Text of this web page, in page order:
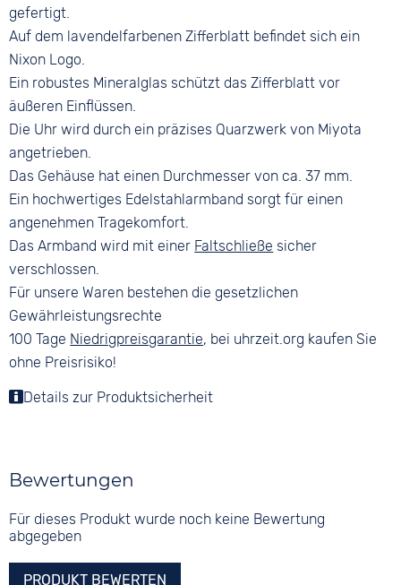
Bandschließe
Faltschließe
gefertigt.
Auf dem lavendelfarbenen Zifferblatt befindet sich ein
Nixon Logo.
Ein robustes Mineralglas schützt das Zifferblatt vor
äußeren Einflüssen.
Die Uhr wird durch ein präzises Quarzwerk von Miyota
angetrieben.
Das Gehäuse hat einen Durchmesser von ca. 37 mm.
Ein hochwertiges Edelstahlarmband sorgt für einen
angenehmen Tragekomfort.
Das Armband wird mit einer Faltschließe sicher
verschlossen.
Für unsere Waren bestehen die gesetzlichen
Gewährleistungsrechte
100 Tage Niedrigpreisgarantie, bei uhrzeit.org kaufen Sie
ohne Preisrisiko!
Details zur Produktsicherheit
Bewertungen
Für dieses Produkt wurde noch keine Bewertung
abgegeben
PRODUKT BEWERTEN